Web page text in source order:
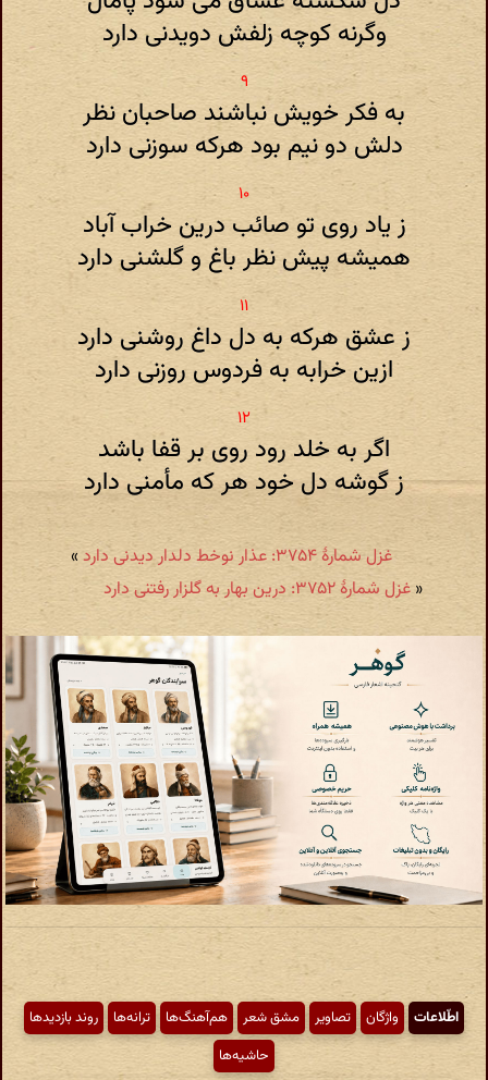
وگرنه کوچه زلفش دویدنی دارد
به فکر خویش نباشند صاحبان نظر
دلش دو نیم بود هرکه سوزنی دارد
ز یاد روی تو صائب درین خراب آباد
همیشه پیش نظر باغ و گلشنی دارد
ز عشق هرکه به دل داغ روشنی دارد
ازین خرابه به فردوس روزنی دارد
اگر به خلد رود روی بر قفا باشد
ز گوشه دل خود هر که مأمنی دارد
غزل شمارهٔ ۳۷۵۴: عذار نوخط دلدار دیدنی دارد
»
« غزل شمارهٔ ۳۷۵۲: درین بهار به گلزار رفتنی دارد
اطّلاعات واژگان تصاویر مشق شعر هم‌آهنگ‌ها ترانه‌ها
روند بازدیدها
حاشیه‌ها